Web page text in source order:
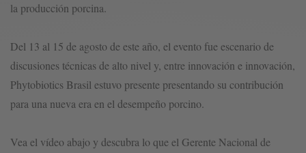
la producción porcina.
Del 13 al 15 de agosto de este año, el evento fue escenario de
discusiones técnicas de alto nivel y, entre innovación e innovación,
Phytobiotics Brasil estuvo presente presentando su contribución
para una nueva era en el desempeño porcino.
Vea el vídeo abajo y descubra lo que el Gerente Nacional de